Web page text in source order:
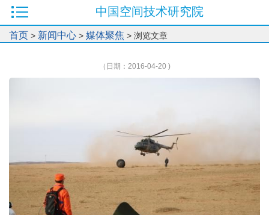
中国空间技术研究院
首页 > 新闻中心 > 媒体聚焦 > 浏览文章
（日期：2016-04-20 )